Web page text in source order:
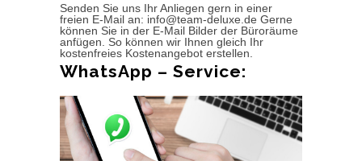
Senden Sie uns Ihr Anliegen gern in einer
freien E-Mail an: info@team-deluxe.de Gerne
können Sie in der E-Mail Bilder der Büroräume
anfügen. So können wir Ihnen gleich Ihr
kostenfreies Kostenangebot erstellen.
WhatsApp – Service: